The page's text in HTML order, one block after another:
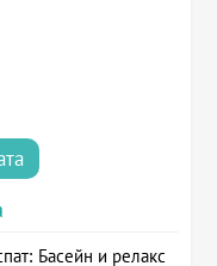
Басейн и релакс